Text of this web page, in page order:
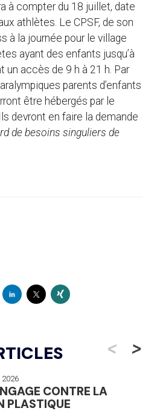
à compter du 18 juillet, date
athlètes. Le CPSF, de son
à la journée pour le village
ayant des enfants jusqu’à
un accès de 9 h à 21 h. Par
parents d’enfants
être hébergés par le
devront en faire la demande
de besoins singuliers de
<
2026
CONTRE LA
PLASTIQUE
>